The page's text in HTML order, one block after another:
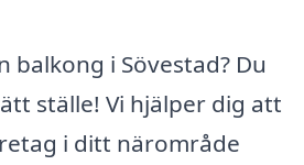
balkong i Sövestad? Du
ställe! Vi hjälper dig att
i ditt närområde